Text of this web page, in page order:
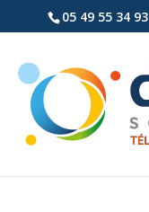
05 49 55 34 93